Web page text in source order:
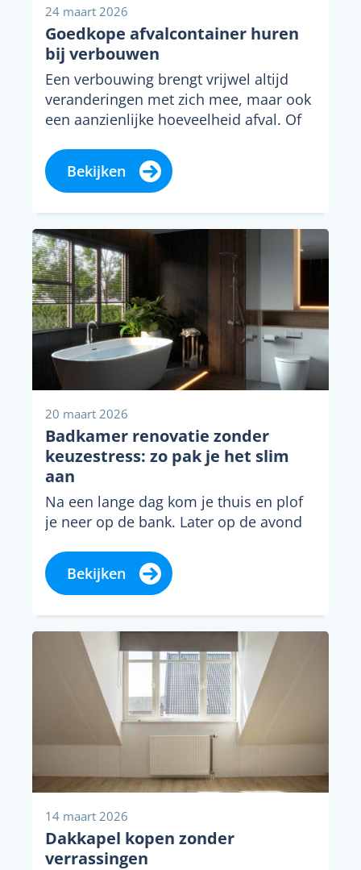
24 maart 2026
Goedkope afvalcontainer huren
bij verbouwen
Een verbouwing brengt vrijwel altijd
veranderingen met zich mee, maar ook
een aanzienlijke hoeveelheid afval. Of
Bekijken
20 maart 2026
Badkamer renovatie zonder
keuzestress: zo pak je het slim
aan
Na een lange dag kom je thuis en plof
je neer op de bank. Later op de avond
Bekijken
14 maart 2026
Dakkapel kopen zonder
verrassingen